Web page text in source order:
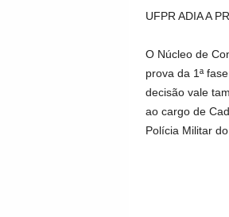
UFPR ADIA A
O Núcleo de
prova da 1ª
decisão vale
ao cargo de
Polícia Militar